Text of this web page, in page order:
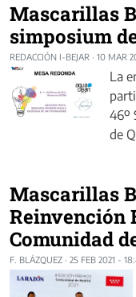
Mascarillas
simposium
REDACCIÓN I-BEJAR · 10 MAR
La
46º
de
Mascarillas
Reinvención
Comunidad
F. BLÁZQUEZ · 25 FEB 2021 -